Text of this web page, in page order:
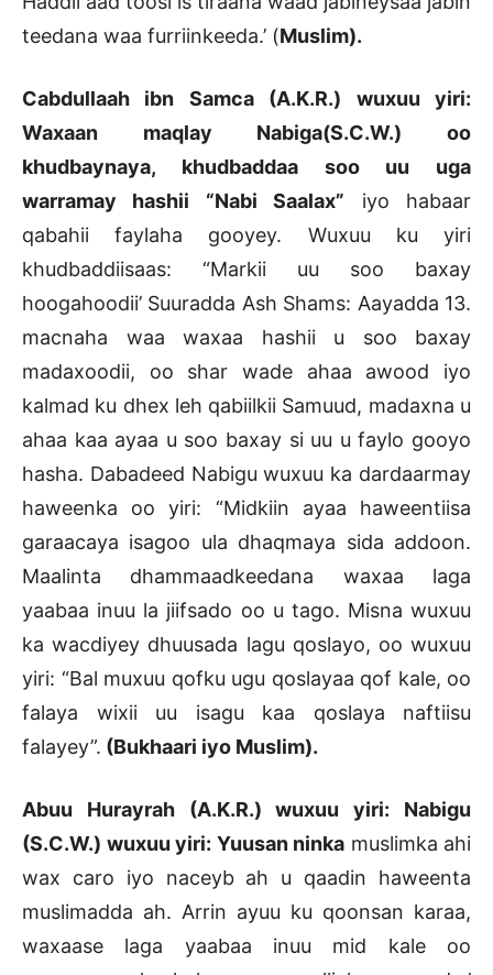
teedana waa furriinkeeda.’ (Muslim).
Cabdullaah ibn Samca (A.K.R.) wuxuu yiri:
Waxaan maqlay Nabiga(S.C.W.) oo
khudbaynaya, khudbaddaa soo uu uga
warramay hashii “Nabi Saalax” iyo habaar
qabahii faylaha gooyey. Wuxuu ku yiri
khudbaddiisaas: “Markii uu soo baxay
hoogahoodii’ Suuradda Ash Shams: Aayadda 13.
macnaha waa waxaa hashii u soo baxay
madaxoodii, oo shar wade ahaa awood iyo
kalmad ku dhex leh qabiilkii Samuud, madaxna u
ahaa kaa ayaa u soo baxay si uu u faylo gooyo
hasha. Dabadeed Nabigu wuxuu ka dardaarmay
haweenka oo yiri: “Midkiin ayaa haweentiisa
garaacaya isagoo ula dhaqmaya sida addoon.
Maalinta dhammaadkeedana waxaa laga
yaabaa inuu la jiifsado oo u tago. Misna wuxuu
ka wacdiyey dhuusada lagu qoslayo, oo wuxuu
yiri: “Bal muxuu qofku ugu qoslayaa qof kale, oo
falaya wixii uu isagu kaa qoslaya naftiisu
falayey”. (Bukhaari iyo Muslim).
Abuu Hurayrah (A.K.R.) wuxuu yiri: Nabigu
(S.C.W.) wuxuu yiri: Yuusan ninka muslimka ahi
wax caro iyo naceyb ah u qaadin haweenta
muslimadda ah. Arrin ayuu ku qoonsan karaa,
waxaase laga yaabaa inuu mid kale oo